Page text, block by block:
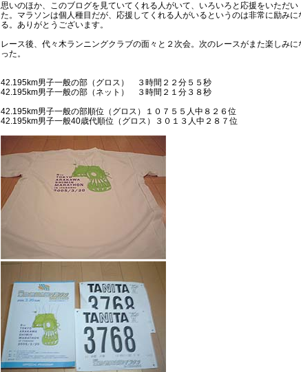
思いのほか、このブログを見ていてくれる人がいて、いろいろと応援をいただい
た。マラソンは個人種目だが、応援してくれる人がいるというのは非常に励みに
る。ありがとうございます。
レース後、代々木ランニングクラブの面々と２次会。次のレースがまた楽しみに
った。
42.195km男子一般の部（グロス） ３時間２２分５５秒
42.195km男子一般の部（ネット） ３時間２１分３８秒
42.195km男子一般の部順位（グロス）１０７５５人中８２６位
42.195km男子一般40歳代順位（グロス）３０１３人中２８７位